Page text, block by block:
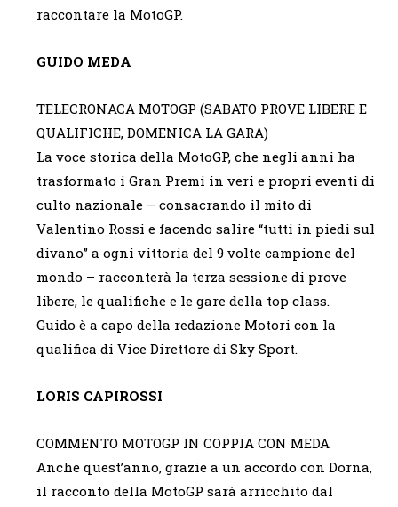
raccontare la MotoGP.
GUIDO MEDA
TELECRONACA MOTOGP (SABATO PROVE LIBERE E
QUALIFICHE, DOMENICA LA GARA)
La voce storica della MotoGP, che negli anni ha
trasformato i Gran Premi in veri e propri eventi di
culto nazionale – consacrando il mito di
Valentino Rossi e facendo salire “tutti in piedi sul
divano” a ogni vittoria del 9 volte campione del
mondo – racconterà la terza sessione di prove
libere, le qualifiche e le gare della top class.
Guido è a capo della redazione Motori con la
qualifica di Vice Direttore di Sky Sport.
LORIS CAPIROSSI
COMMENTO MOTOGP IN COPPIA CON MEDA
Anche quest’anno, grazie a un accordo con Dorna,
il racconto della MotoGP sarà arricchito dal